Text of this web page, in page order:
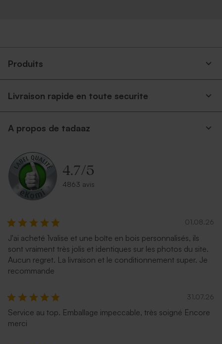
Produits
Livraison rapide en toute securite
A propos de tadaaz
4.7/5
4863 avis
01.08.26
J'ai acheté 1valise et une boîte en bois personnalisés, ils
sont vraiment très jolis et identiques sur les photos du site.
Aucun regret. La livraison et le conditionnement super. Je
recommande
31.07.26
Service au top. Emballage impeccable, très soigné Encore
merci